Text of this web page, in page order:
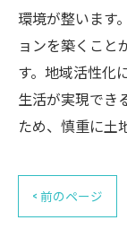
環境が整います
ョンを築くこと
す。地域活性化
生活が実現でき
ため、慎重に土
< 前のページ